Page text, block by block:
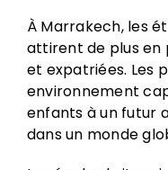
À Marrakech, les
attirent de plus en
et expatriées. Les
environnement
enfants à un futur
dans un monde